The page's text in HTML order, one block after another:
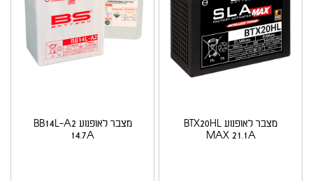
מצבר לאופנוע BTX20HL
MAX 21.1A
מצבר לאופנוע BB14L-A2
14.7A